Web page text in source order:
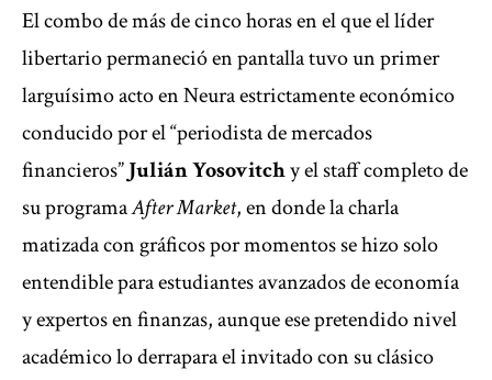
El combo de más de cinco horas en el que el líder
libertario permaneció en pantalla tuvo un primer
larguísimo acto en Neura estrictamente económico
conducido por el “periodista de mercados
financieros”Julián Yosovitchy el staff completo de
su programaAfter Market, en donde la charla
matizada con gráficos por momentos se hizo solo
entendible para estudiantes avanzados de economía
y expertos en finanzas, aunque ese pretendido nivel
académico lo derrapara el invitado con su clásico